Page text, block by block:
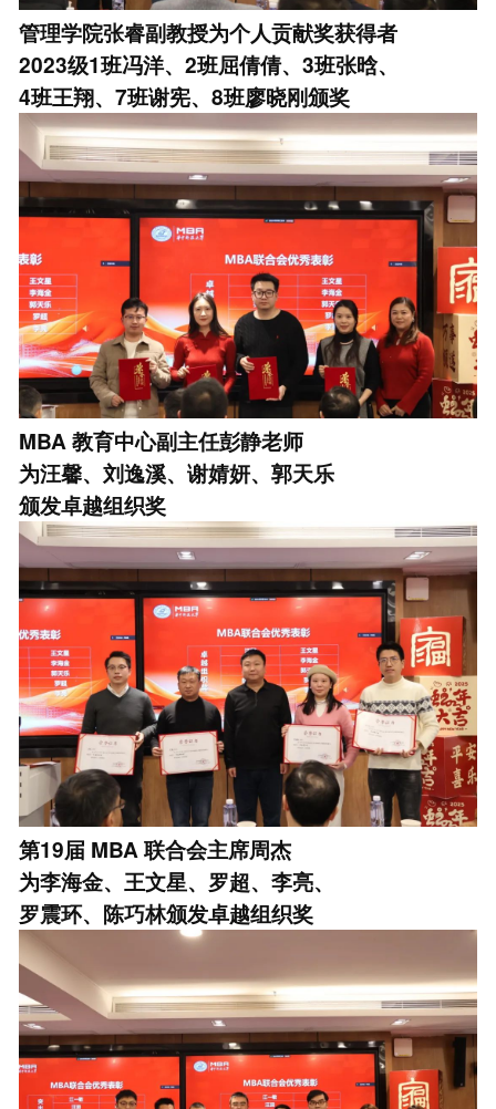
管理学院张睿副教授为个人贡献奖获得者
2023级1班冯洋、2班屈倩倩、3班张晗、
4班王翔、7班谢宪、8班廖晓刚颁奖
MBA教育中心副主任彭静老师
为汪馨、刘逸溪、谢婧妍、郭天乐
颁发卓越组织奖
第19届 MBA联合会主席周杰
为李海金、王文星、罗超、李亮、
罗震环、陈巧林颁发卓越组织奖